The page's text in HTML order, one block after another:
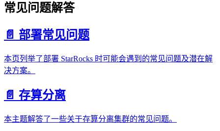
常见问题解答
📄️ 部署常见问题
本页列举了部署 StarRocks 时可能会遇到的常见问题及潜在解
决方案。
📄️ 存算分离
本主题解答了一些关于存算分离集群的常见问题。